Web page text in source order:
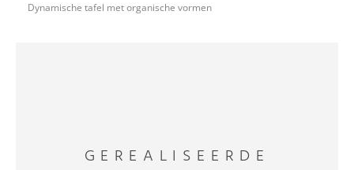
Dynamische tafel met organische vormen
GEREALISEERDE